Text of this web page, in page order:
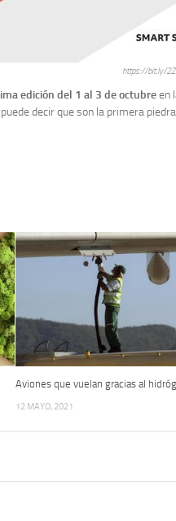
https://bit.ly/
edición del 1 al 3 de octubreen
decir que son la primera
Aviones que vuelan gracias al
12 MAYO, 2021